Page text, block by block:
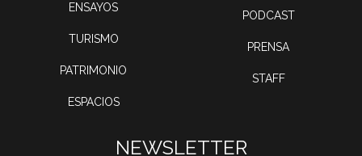
ENSAYOS
TURISMO
PATRIMONIO
ESPACIOS
PODCAST
PRENSA
STAFF
NEWSLETTER